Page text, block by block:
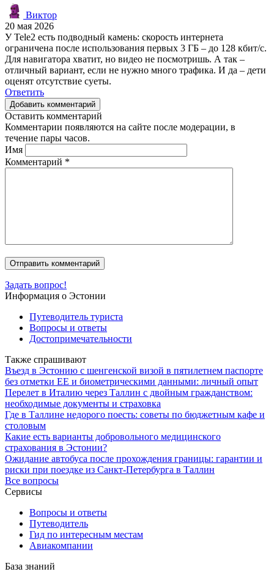
Виктор
20 мая 2026
У Tele2 есть подводный камень: скорость интернета
ограничена после использования первых 3 ГБ – до 128 кбит/с.
Для навигатора хватит, но видео не посмотришь. А так –
отличный вариант, если не нужно много трафика. И да – дети
оценят отсутствие суеты.
Ответить
Добавить комментарий
Оставить комментарий
Комментарии появляются на сайте после модерации, в
течение пары часов.
Имя
Комментарий *
Задать вопрос!
Информация о Эстонии
Путеводитель туриста
Вопросы и ответы
Достопримечательности
Также спрашивают
Въезд в Эстонию с шенгенской визой в пятилетнем паспорте
без отметки ЕЕ и биометрическими данными: личный опыт
Перелет в Италию через Таллин с двойным гражданством:
необходимые документы и страховка
Где в Таллине недорого поесть: советы по бюджетным кафе и
столовым
Какие есть варианты добровольного медицинского
страхования в Эстонии?
Ожидание автобуса после прохождения границы: гарантии и
риски при поездке из Санкт-Петербурга в Таллин
Все вопросы
Сервисы
Вопросы и ответы
Путеводитель
Гид по интересным местам
Авиакомпании
База знаний